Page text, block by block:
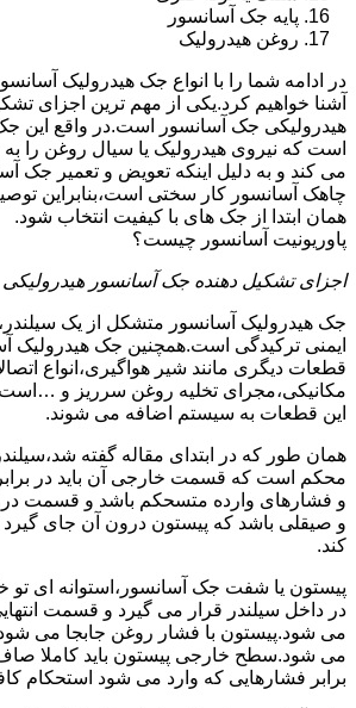
پایه جک آسانسور
روغن هیدرولیک
در ادامه شما را با انواع جک هیدرولیک
آشنا خواهیم کرد.یکی از مهم ترین اجزای
هیدرولیکی جک آسانسور است.در واقع این
است که نیروی هیدرولیک یا سیال روغن را به
می کند و به دلیل اینکه تعویض و تعمیر جک
چاهک آسانسور کار سختی است،بنابراین
همان ابتدا از جک های با کیفیت انتخاب شود.
پاوریونیت آسانسور چیست؟
اجزای تشکیل دهنده جک آسانسور هیدرولیکی
جک هیدرولیک آسانسور متشکل از یک
ایمنی ترکیدگی است.همچنین جک هیدرولیک
قطعات دیگری مانند شیر هواگیری،انواع
مکانیکی،مجرای تخلیه روغن سرریز و
این قطعات به سیستم اضافه می شوند.
همان طور که در ابتدای مقاله گفته
محکم است که قسمت خارجی آن باید در
و فشارهای وارده متسحکم باشد و قسمت
و صیقلی باشد که پیستون درون آن جای
کند.
پیستون یا شفت جک آسانسور،استوانه ای تو
در داخل سیلندر قرار می گیرد و قسمت
می شود.پیستون با فشار روغن جابجا می
می شود.سطح خارجی پیستون باید کاملا
برابر فشارهایی که وارد می شود استحکام